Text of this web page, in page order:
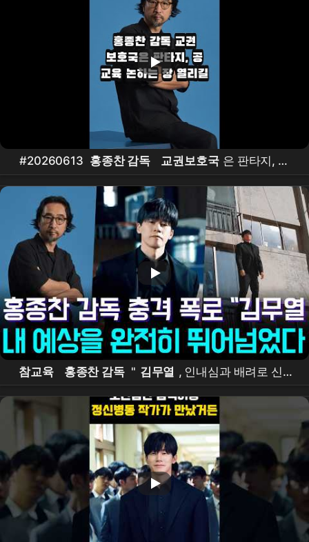
#20260613 홍종찬 감독 교권보호국 은 판타지, 공
교육 논하는 장 열리길 #연예 #뉴스쇼츠 #핵심이슈 #오
늘뉴스 #
참교육 홍종찬 감독 " 김무열 , 인내심과 배려로 신인
까지 빛나게 했다"…공개 3일 만에 글로벌 1위 비결